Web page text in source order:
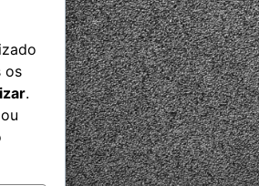
os
.